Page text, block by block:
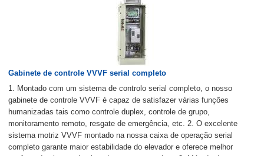
Gabinete de controle VVVF serial completo
1. Montado com um sistema de controlo serial completo, o nosso
gabinete de controle VVVF é capaz de satisfazer várias funções
humanizadas tais como controle duplex, controle de grupo,
monitoramento remoto, resgate de emergência, etc. 2. O excelente
sistema motriz VVVF montado na nossa caixa de operação serial
completo garante maior estabilidade do elevador e oferece melhor